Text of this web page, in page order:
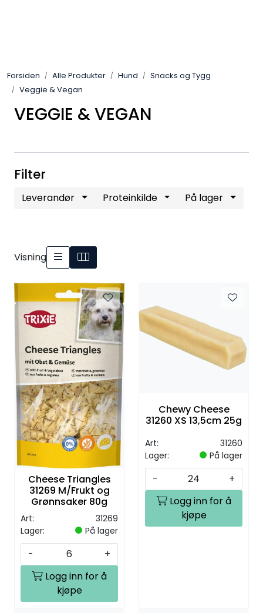
Forsiden Alle Produkter Hund
Snacks og Tygg
Veggie & Vegan
VEGGIE & VEGAN
Filter
Leverandør Proteinkilde På lager
Visning
Cheese Triangles
31269 M/Frukt og
Grønnsaker 80g
Art:
31269
Lager:
På lager
-
+
Logg inn for å
kjøpe
Chewy Cheese
31260 XS 13,5cm 25g
Art:
31260
Lager:
På lager
-
+
Logg inn for å
kjøpe
Leverandører
Nyheter
Forhandlersøk